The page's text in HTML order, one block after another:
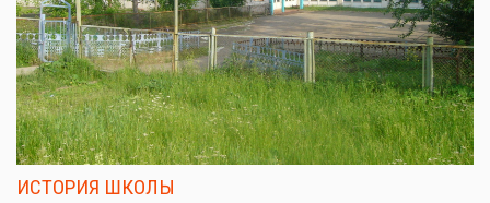
ИСТОРИЯ ШКОЛЫ